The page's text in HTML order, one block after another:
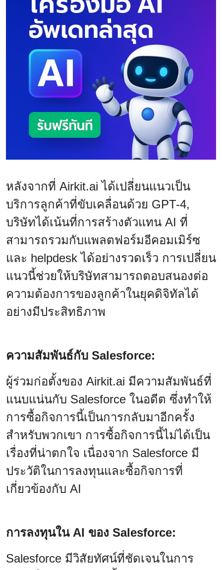
หลังจากที่ Airkit.ai ได้เปลี่ยนแนวเป็น
บริการลูกค้าที่ขับเคลื่อนด้วย GPT-4,
บริษัทได้เน้นที่การสร้างตัวแทน AI ที่
สามารถรวมกับแพลตฟอร์มอีคอมเมิร์ซ
และ helpdesk ได้อย่างรวดเร็ว การเปลี่ยน
แนวนี้ช่วยให้บริษัทสามารถตอบสนองต่อ
ความต้องการของลูกค้าในยุคดิจิทัลได้
อย่างมีประสิทธิภาพ
ความสัมพันธ์กับ Salesforce:
ผู้ร่วมก่อตั้งของ Airkit.ai มีความสัมพันธ์ที่
แนบแน่นกับ Salesforce ในอดีต ซึ่งทำให้
การซื้อกิจการนี้เป็นการกลับมาอีกครั้ง
สำหรับพวกเขา การซื้อกิจการนี้ไม่ได้เป็น
เรื่องที่น่าตกใจ เนื่องจาก Salesforce มี
ประวัติในการลงทุนและซื้อกิจการที่
เกี่ยวข้องกับ AI
การลงทุนใน AI ของ Salesforce:
Salesforce มีวิสัยทัศน์ที่ชัดเจนในการ